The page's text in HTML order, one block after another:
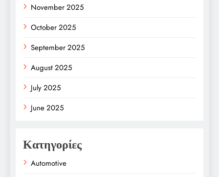
November 2025
October 2025
September 2025
August 2025
July 2025
June 2025
Κατηγορίες
Automotive